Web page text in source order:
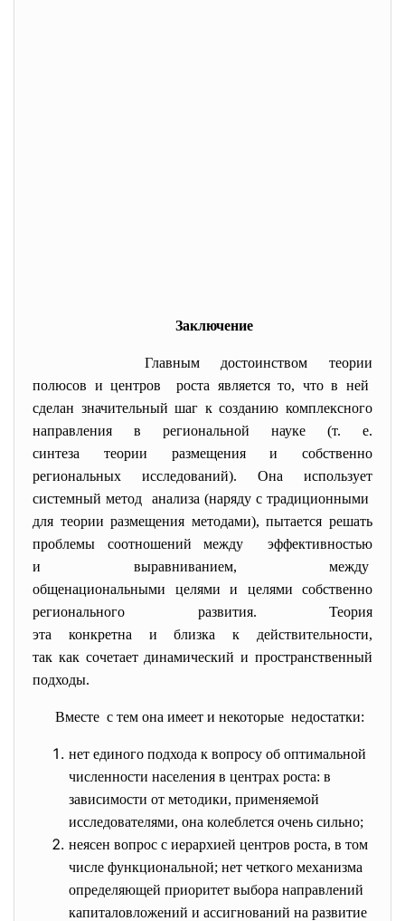
Заключение
Главным достоинством теории
полюсов и центров роста является то, что в ней
сделан значительный шаг к созданию комплексного
направления в региональной науке (т. е.
синтеза теории размещения и собственно
региональных исследований). Она использует
системный метод анализа (наряду с традиционными
для теории размещения методами), пытается решать
проблемы соотношений между эффективностью
и выравниванием, между
общенациональными целями и целями собственно
регионального развития. Теория
эта конкретна и близка к действительности,
так как сочетает динамический и пространственный
подходы.
Вместе с тем она имеет и некоторые недостатки:
нет единого подхода к вопросу об оптимальной
численности населения в центрах роста: в
зависимости от методики, применяемой
исследователями, она колеблется очень сильно;
неясен вопрос с иерархией центров роста, в том
числе функциональной; нет четкого механизма
определяющей приоритет выбора направлений
капиталовложений и ассигнований на развитие